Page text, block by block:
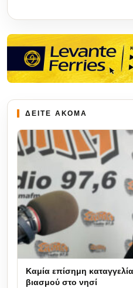
ΔΕΙΤΕ ΑΚΟΜΑ
Καμία επίσημη
βιασμού στο νησί